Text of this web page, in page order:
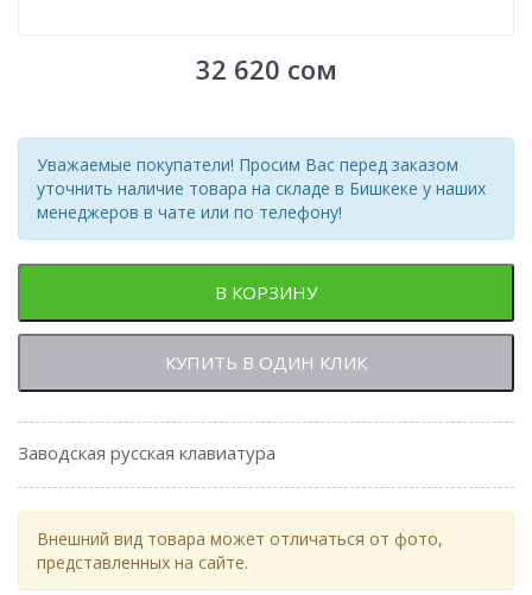
32 620 сом
Уважаемые покупатели! Просим Вас перед заказом
уточнить наличие товара на складе в Бишкеке у наших
менеджеров в чате или по телефону!
В КОРЗИНУ
КУПИТЬ В ОДИН КЛИК
Заводская русская клавиатура
Внешний вид товара может отличаться от фото,
представленных на сайте.